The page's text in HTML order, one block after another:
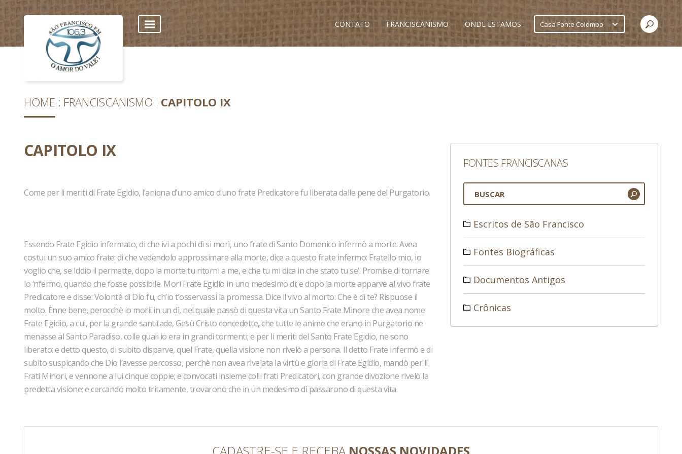
CONTATO FRANCISCANISMO ONDE ESTAMOS Casa Fonte Colombo
HOME FRANCISCANISMO CAPITOLO IX
CAPITOLO IX
Come per li meriti di Frate Egidio, l’aniqna d’uno amico d’uno frate Predicatore fu liberata dalle pene del Purgatorio.
Essendo Frate Egidio infermato, di che ivi a pochi dì si morì, uno frate di Santo Domenico infermò a morte. Avea
costui un suo amico frate: di che vedendolo approssimare alla morte, dice a questo frate infermo: Fratello mio, io
voglio che, se Iddio il permette, dopo la morte tu ritorni a me, e che tu mi dica in che stato tu se’. Promise di tornare
lo ‘nfermo, quando che fosse possibile. Morì Frate Egidio in uno medesimo dì; e dopo la morte apparve al vivo frate
Predicatore e disse: Volontà di Dio fu, ch’io t’osservassi la promessa. Dice il vivo al morto: Che è di te? Rispuose il
molto. Ènne bene, perocchè io morii in un dì, nel quale passò di questa vita un Santo Frate Minore che avea nome
Frate Egidio, a cui, per la grande santitade, Gesù Cristo concedette, che tutte le anime che erano in Purgatorio ne
menasse al Santo Paradiso, colle quali io era in grandi tormenti; e per li meriti del Santo Frate Egidio, ne sono
liberato: e detto questo, di subito disparve, quel Frate, quella visione non rivelò a persona. Il detto Frate infermò e di
subito suspicando che Dio l’avesse percosso, perchè non avea rivelata la virtù e gloria di Frate Egidio, mandò per li
Frati Minori, e vennone a lui cinque coppie; e convocati insieme colli frati Predicatori, con grande divozione rivelò la
predetta visione; e cercando molto tritamente, trovarono che in un medesimo dì passarono di questa vita.
FONTES FRANCISCANAS
Escritos de São Francisco
Fontes Biográficas
Documentos Antigos
Crônicas